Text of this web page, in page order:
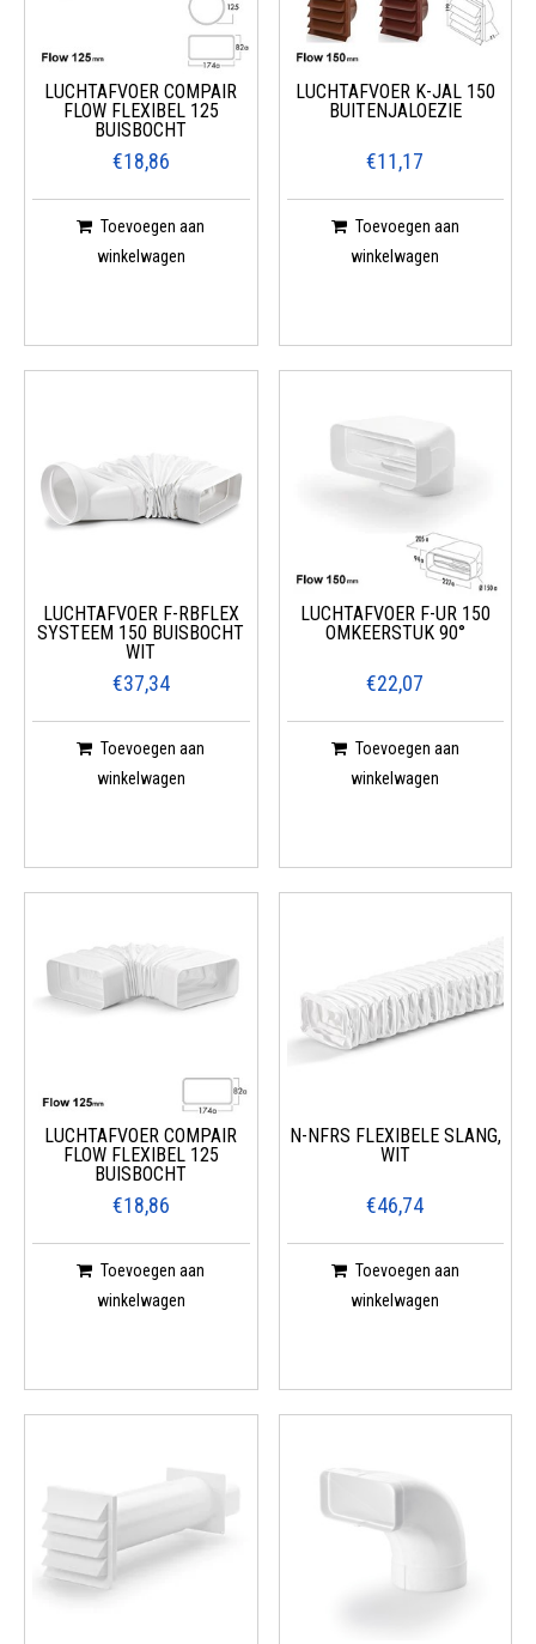
LUCHTAFVOER COMPAIR
FLOW FLEXIBEL 125
BUISBOCHT
€18,86
Toevoegen aan
winkelwagen
LUCHTAFVOER K-JAL 150
BUITENJALOEZIE
€11,17
Toevoegen aan
winkelwagen
LUCHTAFVOER F-RBFLEX
SYSTEEM 150 BUISBOCHT
WIT
€37,34
Toevoegen aan
winkelwagen
LUCHTAFVOER F-UR 150
OMKEERSTUK 90°
€22,07
Toevoegen aan
winkelwagen
LUCHTAFVOER COMPAIR
FLOW FLEXIBEL 125
BUISBOCHT
€18,86
Toevoegen aan
winkelwagen
N-NFRS FLEXIBELE SLANG,
WIT
€46,74
Toevoegen aan
winkelwagen